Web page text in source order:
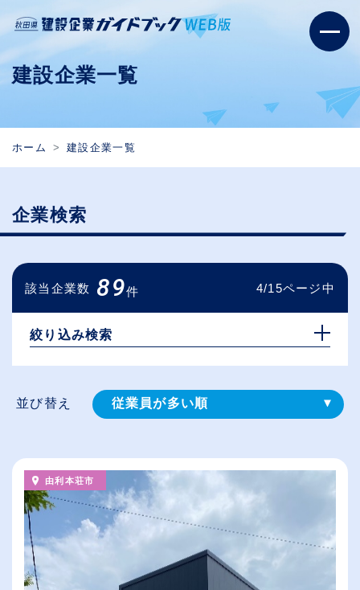
建設企業一覧
ホーム 建設企業一覧
企業検索
該当企業数 89件 4/15ページ中
絞り込み検索
並び替え 従業員が多い順
給与が高い順
（⾼卒の給与を基準）
休日数が多い順
由利本荘市